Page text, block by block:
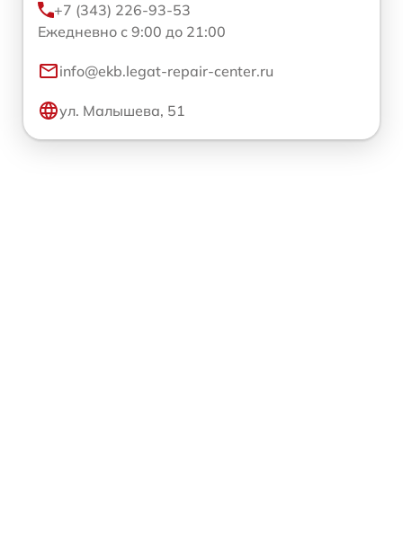
+7 (343) 226-93-53
Ежедневно с 9:00 до 21:00
info@ekb.legat-repair-center.ru
ул. Малышева, 51